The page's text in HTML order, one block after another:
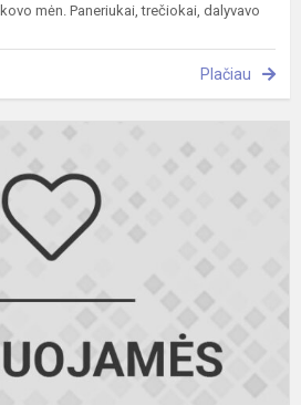
mėn. Paneriukai, trečiokai, dalyvavo
Plačiau